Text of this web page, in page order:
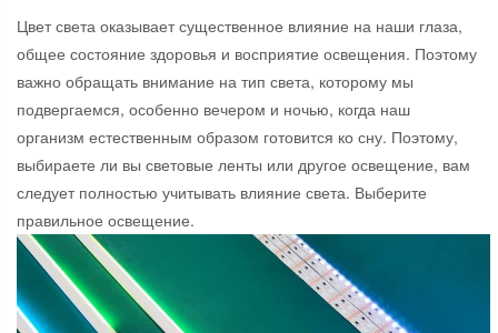
Цвет света оказывает существенное влияние на наши глаза,
общее состояние здоровья и восприятие освещения. Поэтому
важно обращать внимание на тип света, которому мы
подвергаемся, особенно вечером и ночью, когда наш
организм естественным образом готовится ко сну. Поэтому,
выбираете ли вы световые ленты или другое освещение, вам
следует полностью учитывать влияние света. Выберите
правильное освещение.